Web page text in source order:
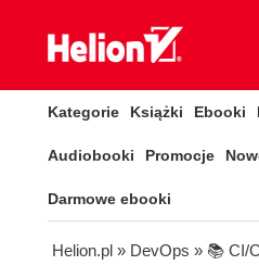
Kategorie Książki Ebooki
Audiobooki Promocje
Darmowe ebooki
Helion.pl » DevOps » 📚 CI/